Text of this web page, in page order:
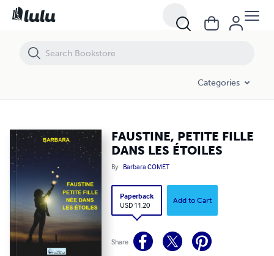
Categories
FAUSTINE, PETITE FILLE
DANS LES ÉTOILES
By Barbara COMET
Paperback
USD 11.20
Add to Cart
Share
FAUSTINE, PETITE FILLE DANS LES ÉTOILES